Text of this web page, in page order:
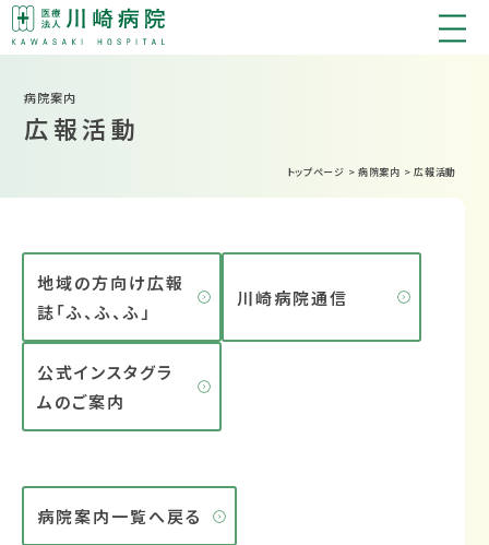
病院案内
広報活動
トップページ >病院案内 >広報活動
地域の方向け広報
誌「ふ、ふ、ふ」
川崎病院通信
公式インスタグラ
ムのご案内
病院案内一覧へ戻る